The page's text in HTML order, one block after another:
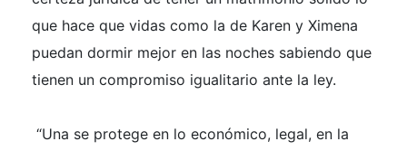
que hace que vidas como la de Karen y Ximena
puedan dormir mejor en las noches sabiendo que
tienen un compromiso igualitario ante la ley.
“Una se protege en lo económico, legal, en la